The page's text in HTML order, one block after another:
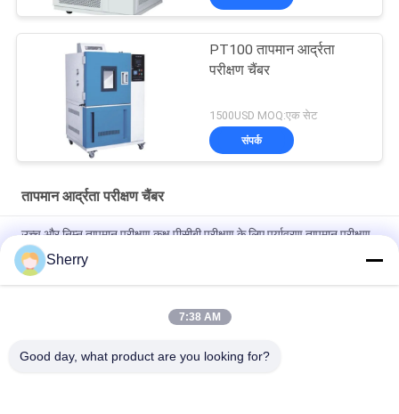
PT100 तापमान आर्द्रता
परीक्षण चैंबर
1500USD MOQ:एक सेट
संपर्क
तापमान आर्द्रता परीक्षण चैंबर
उच्च और निम्न तापमान परीक्षण कक्ष पीसीबी परीक्षण के लिए पर्यावरण तापमान परीक्षण
कक्ष
तापमान आर्द्रता परीक्षण कक्ष तापमान सटीकता ±0.5°C तापमान रेंज के साथ -70°C
Sherry
7:38 AM
Good day, what product are you looking for?